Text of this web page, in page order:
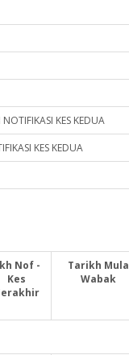
KES KEDUA
KES KEDUA
Nof -
Kes
Tarikh Mula
Wabak